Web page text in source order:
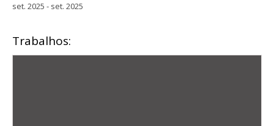
set. 2025 - set. 2025
Trabalhos: